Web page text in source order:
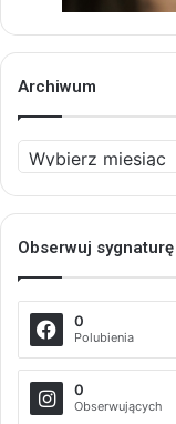
Archiwum
Archiwum
Obserwuj sygnaturę
0
Polubienia
0
Obserwujących